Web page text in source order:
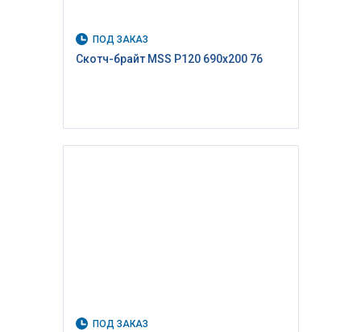
ПОД ЗАКАЗ
Скотч-брайт MSS P120 690х200 76
ПОД ЗАКАЗ